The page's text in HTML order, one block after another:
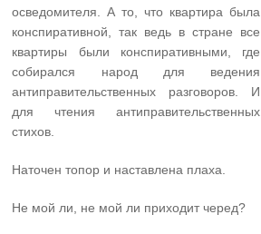
осведомителя. А то, что квартира была
конспиративной, так ведь в стране все
квартиры были конспиративными, где
собирался народ для ведения
антиправительственных разговоров. И
для чтения антиправительственных
стихов.
Наточен топор и наставлена плаха.
Не мой ли, не мой ли приходит черед?